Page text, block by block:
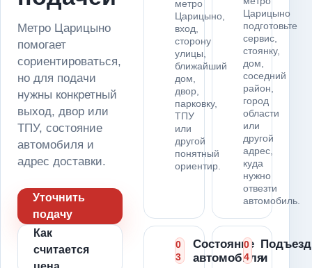
Метро Царицыно
помогает
сориентироваться,
но для подачи
нужны конкретный
выход, двор или
ТПУ, состояние
автомобиля и
адрес доставки.
Уточнить
подачу
Как
считается
метро
Царицыно,
вход,
сторону
улицы,
ближайший
дом,
двор,
парковку,
ТПУ
или
другой
понятный
ориентир.
Царицыно
подготовьте
сервис,
стоянку,
дом,
соседний
район,
город
области
или
другой
адрес,
куда
нужно
отвезти
автомобиль.
0
3
Состояние
автомобиля
0
4
Подъезд
и